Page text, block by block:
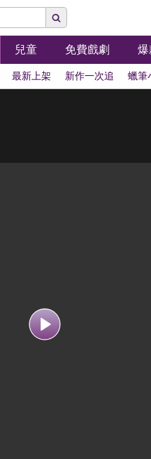
兒童 免費戲劇 爆
最新上架 新作一次追 蠟筆